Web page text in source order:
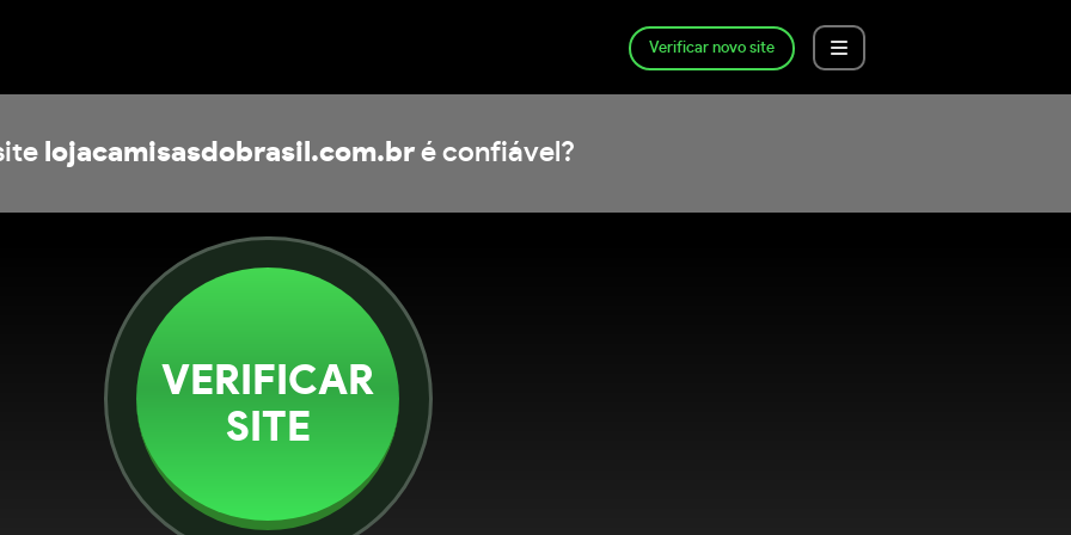
Verificar novo site
lojacamisasdobrasil.com.bré confiável?
VERIFICAR
SITE